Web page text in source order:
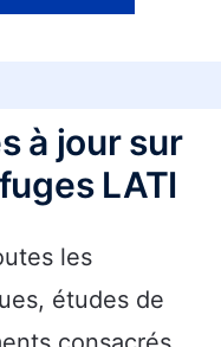
à jour sur
LATI
les
études de